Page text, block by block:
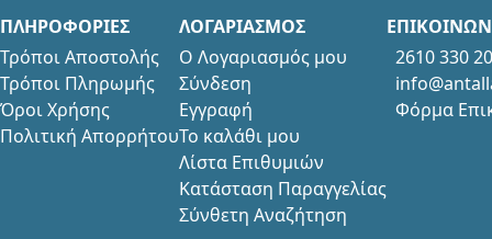
ΠΛΗΡΟΦΟΡΙΕΣ
Τρόποι Αποστολής
Τρόποι Πληρωμής
Όροι Χρήσης
Πολιτική Απορρήτου
ΛΟΓΑΡΙΑΣΜΟΣ
Ο Λογαριασμός μου
Σύνδεση
Εγγραφή
Το καλάθι μου
Λίστα Επιθυμιών
Κατάσταση Παραγγελίας
Σύνθετη Αναζήτηση
2610 330
Φόρμα